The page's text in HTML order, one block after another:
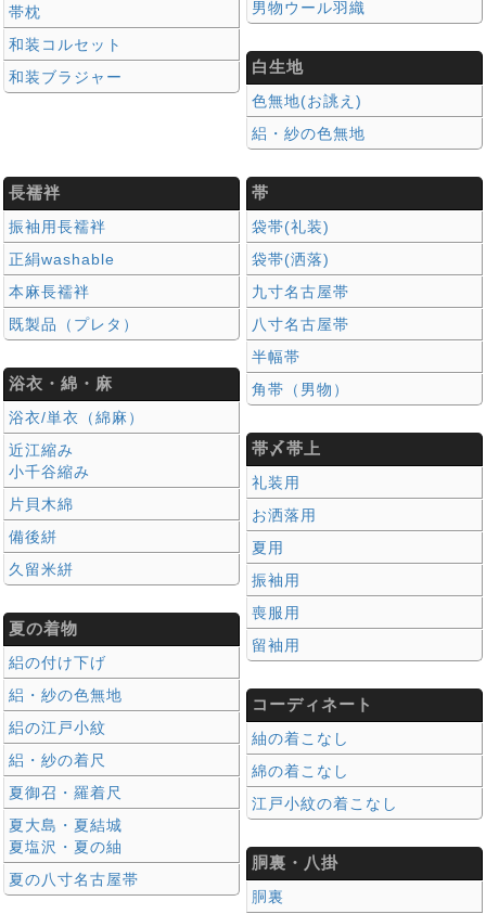
帯枕
和装コルセット
和装ブラジャー
男物ウール羽織
白生地
色無地(お誂え)
絽・紗の色無地
長襦袢
振袖用長襦袢
正絹washable
本麻長襦袢
既製品（プレタ）
浴衣・綿・麻
浴衣/単衣（綿麻）
近江縮み
小千谷縮み
片貝木綿
備後絣
久留米絣
夏の着物
絽の付け下げ
絽・紗の色無地
絽の江戸小紋
絽・紗の着尺
夏御召・羅着尺
夏大島・夏結城
夏塩沢・夏の紬
夏の八寸名古屋帯
帯
袋帯(礼装)
袋帯(洒落)
九寸名古屋帯
八寸名古屋帯
半幅帯
角帯（男物）
帯〆帯上
礼装用
お洒落用
夏用
振袖用
喪服用
留袖用
コーディネート
紬の着こなし
綿の着こなし
江戸小紋の着こなし
胴裏・八掛
胴裏